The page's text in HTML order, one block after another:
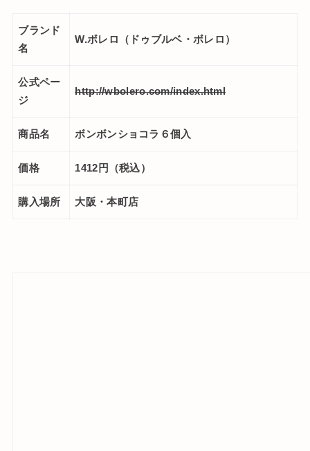
ブランド
名
W.ボレロ（ドゥブルベ・ボレロ）
公式ペー
ジ
http://wbolero.com/index.html
商品名 ボンボンショコラ６個入
価格 1412円（税込）
購入場所 大阪・本町店